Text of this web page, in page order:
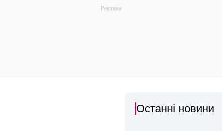
Останні новини